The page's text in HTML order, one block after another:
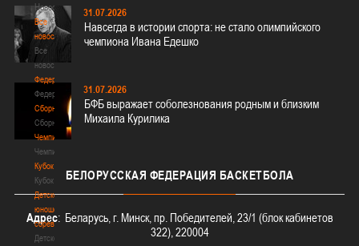
Новости
Все
новости
Все
новости
Федерация
Федерация
Сборные
Сборные
Чемпионат
Чемпионат
Кубок
Кубок
Детско-
юношеские
соревнования
Детско-
31.07.2026
Навсегда в истории спорта: не стало олимпийского
чемпиона Ивана Едешко
31.07.2026
БФБ выражает соболезнования родным и близким
Михаила Курилика
БЕЛОРУССКАЯ ФЕДЕРАЦИЯ БАСКЕТБОЛА
Адрес: Беларусь, г. Минск, пр. Победителей, 23/1 (блок кабинетов
322), 220004